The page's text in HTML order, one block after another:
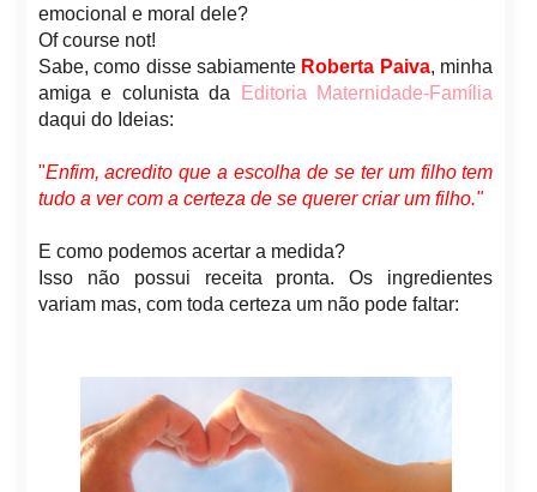
emocional e moral dele?
Of course not!
Sabe, como disse sabiamente Roberta Paiva, minha
amiga e colunista da
Editoria Maternidade-Família
daqui do Ideias:
"Enfim, acredito que a escolha de se ter um filho tem
tudo a ver com a certeza de se querer criar um filho."
E como podemos acertar a medida?
Isso não possui receita pronta. Os ingredientes
variam mas, com toda certeza um não pode faltar: